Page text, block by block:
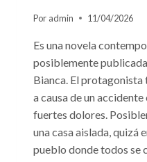
Por admin 11/04/2026
Es una novela
posiblemente
Bianca. El
a causa de un
fuertes dolores.
una casa aislada, quizá
pueblo donde todos se